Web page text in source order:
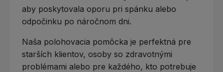
aby poskytovala oporu pri spánku alebo
odpočinku po náročnom dni.
Naša polohovacia pomôcka je perfektná pre
starších klientov, osoby so zdravotnými
problémami alebo pre každého, kto potrebuje